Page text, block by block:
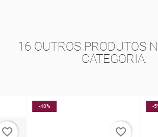
16 OUTROS PRODUTOS
CATEGORIA: